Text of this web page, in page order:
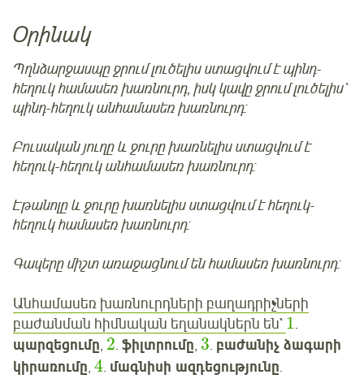
Օրինակ
Պղնձարջասպը ջրում լուծելիս ստացվում է պինդ-
հեղուկ համասեռ խառնուրդ, իսկ կավը ջրում լուծելիս՝
պինդ-հեղուկ անհամասեռ խառնուրդ:
Բուսական յուղը և ջուրը խառնելիս ստացվում է
հեղուկ-հեղուկ անհամասեռ խառնուրդ:
Էթանոլը և ջուրը խառնելիս ստացվում է հեղուկ-
հեղուկ համասեռ խառնուրդ:
Գազերը միշտ առաջացնում են համասեռ խառնուրդ:
Անհամասեռ խառնուրդների բաղադրիչների
բաժանման հիմնական եղանակներն են` 1.
պարզեցումը, 2. ֆիլտրումը, 3. բաժանիչ ձագարի
կիրառումը, 4. մագնիսի ազդեցությունը.